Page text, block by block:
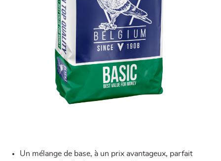
Un mélange de base, à un prix avantageux, parfait